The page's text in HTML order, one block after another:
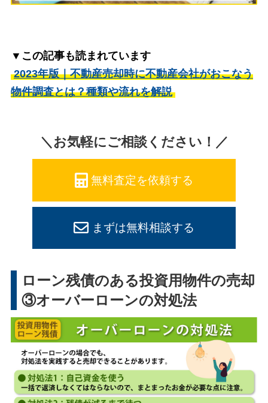
▼この記事も読まれています
2023年版｜不動産売却時に不動産会社がおこなう
物件調査とは？種類や流れを解説
＼お気軽にご相談ください！／
無料査定を依頼する
まずは無料相談する
ローン残債のある投資用物件の売却
③オーバーローンの対処法